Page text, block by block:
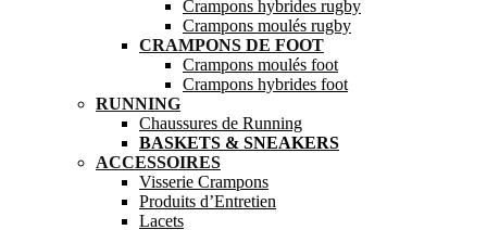
Crampons hybrides rugby
Crampons moulés rugby
CRAMPONS DE FOOT
Crampons moulés foot
Crampons hybrides foot
RUNNING
Chaussures de Running
BASKETS & SNEAKERS
ACCESSOIRES
Visserie Crampons
Produits d’Entretien
Lacets